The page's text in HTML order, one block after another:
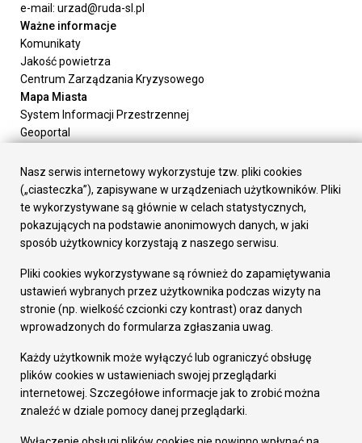
e-mail: urzad@ruda-sl.pl
Ważne informacje
Komunikaty
Jakość powietrza
Centrum Zarządzania Kryzysowego
Mapa Miasta
System Informacji Przestrzennej
Geoportal
Załatw sprawę
Prezydent Miasta
Rada Miasta
Wydziały
Elektroniczna Skrzynka Podawcza
Gospodarka
Fundusze europejskie
Środki krajowe
Oferty inwestycyjne
Pozostałe
Deklaracja dostępności
Dane osobowe
Dodaj opinię o witrynie
Nasz serwis internetowy wykorzystuje tzw. pliki cookies
(„ciasteczka”), zapisywane w urządzeniach użytkowników. Pliki
te wykorzystywane są głównie w celach statystycznych,
pokazujących na podstawie anonimowych danych, w jaki
sposób użytkownicy korzystają z naszego serwisu.
Pliki cookies wykorzystywane są również do zapamiętywania
ustawień wybranych przez użytkownika podczas wizyty na
stronie (np. wielkość czcionki czy kontrast) oraz danych
wprowadzonych do formularza zgłaszania uwag.
Każdy użytkownik może wyłączyć lub ograniczyć obsługę
plików cookies w ustawieniach swojej przeglądarki
internetowej. Szczegółowe informacje jak to zrobić można
znaleźć w dziale pomocy danej przeglądarki.